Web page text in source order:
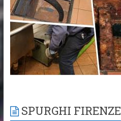
SPURGHI FIRENZE